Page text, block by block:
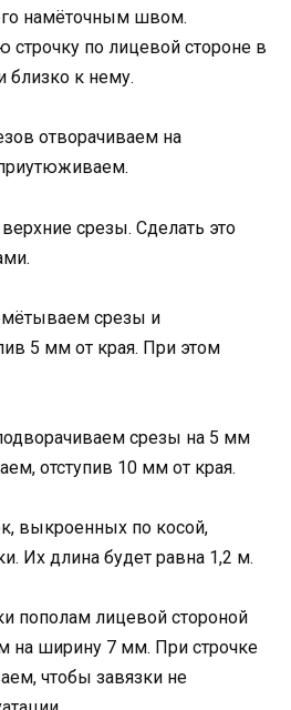
намёточным швом.
по лицевой стороне в
близко к нему.
отворачиваем на
срезы. Сделать это
срезы и
5 мм от края. При этом
срезы на 5 мм
отступив 10 мм от края.
выкроенных по косой,
Их длина будет равна 1,2 м.
пополам лицевой стороной
на ширину 7 мм. При строчке
чтобы завязки не